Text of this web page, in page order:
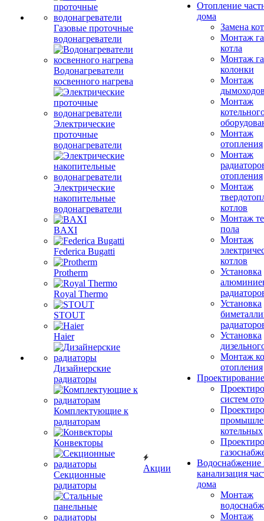
Газовые проточные
водонагреватели
Водонагреватели
косвенного нагрева
Электрические
проточные
водонагреватели
Электрические
накопительные
водонагреватели
BAXI
Federica Bugatti
Protherm
Royal Thermo
STOUT
Haier
Дизайнерские
радиаторы
Комплектующие к
радиаторам
Конвекторы
Секционные
радиаторы
Акции
Отопление
дома
Замена
Монтаж
котла
Монтаж
колонки
Монтаж
Монтаж
Монтаж
отопления
Монтаж
отопления
Монтаж
котлов
Монтаж
пола
Монтаж
котлов
Установка
Установка
Установка
Монтаж
отопления
Проектирование
систем
котельных
Водоснабжение
канализация
дома
Монтаж
Монтаж